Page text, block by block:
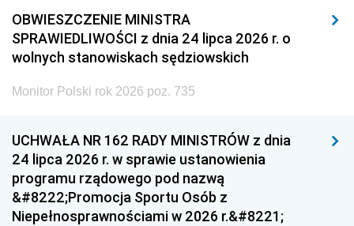
OBWIESZCZENIE MINISTRA
SPRAWIEDLIWOŚCI z dnia 24 lipca 2026 r. o
wolnych stanowiskach sędziowskich
Monitor Polski rok 2026 poz. 735
UCHWAŁA NR 162 RADY MINISTRÓW z dnia
24 lipca 2026 r. w sprawie ustanowienia
programu rządowego pod nazwą
&#8222;Promocja Sportu Osób z
Niepełnosprawnościami w 2026 r.&#8221;